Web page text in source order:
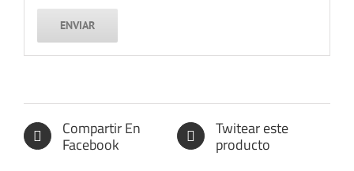
Compartir En
Facebook
Twitear este
producto